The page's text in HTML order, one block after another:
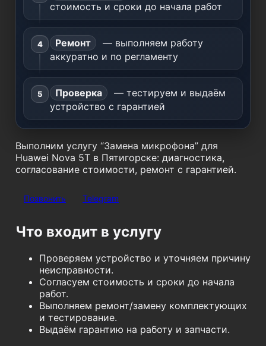
стоимость и сроки до начала работ
Ремонт
— выполняем работу
аккуратно и по регламенту
Проверка
— тестируем и выдаём
устройство с гарантией
Выполним услугу “Замена микрофона” для
Huawei Nova 5T в Пятигорске: диагностика,
согласование стоимости, ремонт с гарантией.
Позвонить Telegram
Что входит в услугу
Проверяем устройство и уточняем причину
неисправности.
Согласуем стоимость и сроки до начала
работ.
Выполняем ремонт/замену комплектующих
и тестирование.
Выдаём гарантию на работу и запчасти.